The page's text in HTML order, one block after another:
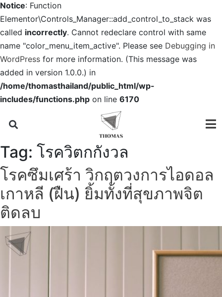
Notice: Function
Elementor\Controls_Manager::add_control_to_stack was
called incorrectly. Cannot redeclare control with same
name "color_menu_item_active". Please see Debugging in
WordPress for more information. (This message was
added in version 1.0.0.) in
/home/thomasthailand/public_html/wp-
includes/functions.php on line 6170
Tag: โรควิตกกังวล
โรคซึมเศร้า วิกฤตวงการไอดอล
เกาหลี (ฝืน) ยิ้มทั้งที่สุขภาพจิต
ติดลบ